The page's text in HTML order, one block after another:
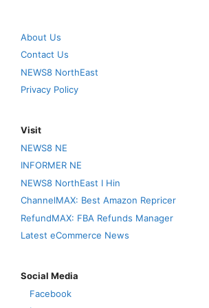
About Us
Contact Us
NEWS8 NorthEast
Privacy Policy
Visit
NEWS8 NE
INFORMER NE
NEWS8 NorthEast I Hin
ChannelMAX: Best Amazon Repricer
RefundMAX: FBA Refunds Manager
Latest eCommerce News
Social Media
Facebook